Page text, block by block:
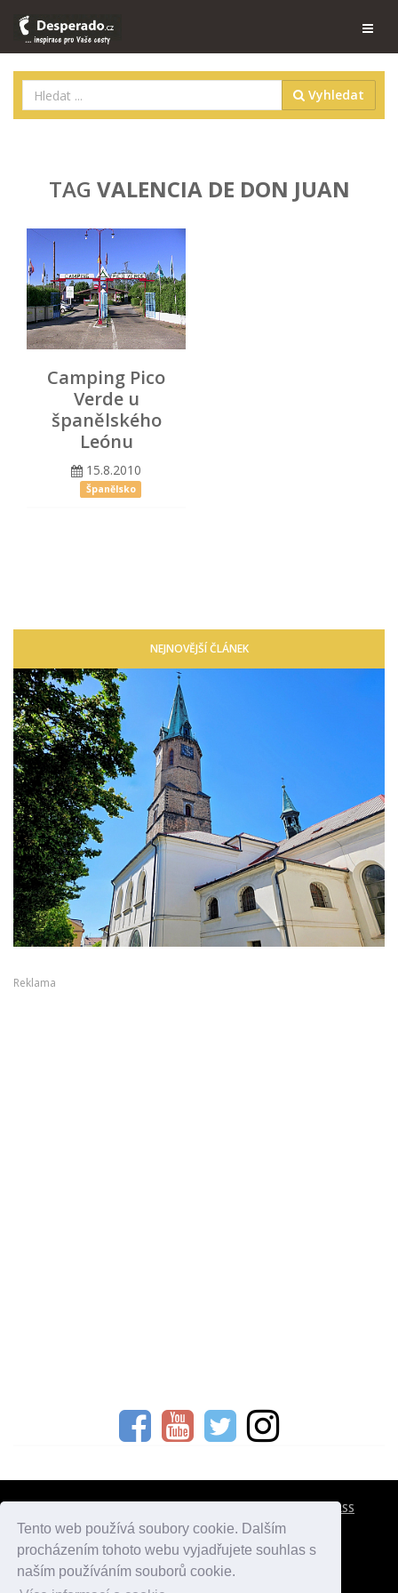
Tento web používá soubory cookie. Dalším
procházením tohoto webu vyjadřujete souhlas s
naším používáním souborů cookie.
Vyhledat
TAG VALENCIA DE DON JUAN
Camping Pico
Verde u
španělského
Leónu
15.8.2010
Španělsko
NEJNOVĚJŠÍ ČLÁNEK
Reklama
RSS
atlasmest.cz atlaspamatek.info